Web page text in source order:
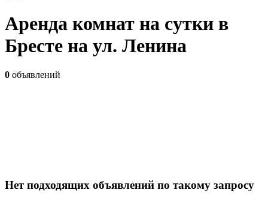
Аренда комнат на сутки в
Бресте на ул. Ленина
0 объявлений
Нет подходящих объявлений по такому запросу